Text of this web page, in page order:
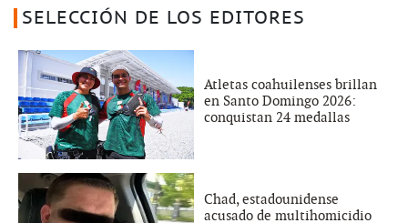
SELECCIÓN DE LOS EDITORES
Atletas coahuilenses brillan
en Santo Domingo 2026:
conquistan 24 medallas
Chad, estadounidense
acusado de multihomicidio